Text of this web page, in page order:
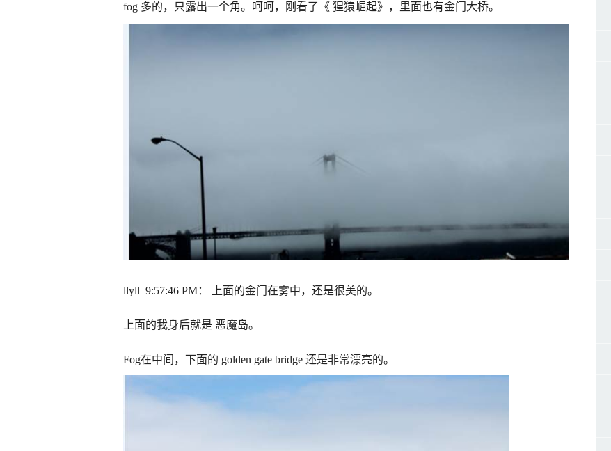
fog 多的，只露出一个角。呵呵，刚看了《 猩猿崛起》，里面也有金门大桥。
llyll 9:57:46 PM： 上面的金门在雾中，还是很美的。
上面的我身后就是 恶魔岛。
Fog在中间，下面的 golden gate bridge 还是非常漂亮的。